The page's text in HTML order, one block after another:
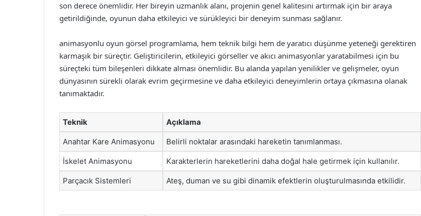
son derece önemlidir. Her bireyin uzmanlık alanı, projenin genel kalitesini artırmak için bir araya
getirildiğinde, oyunun daha etkileyici ve sürükleyici bir deneyim sunması sağlanır.
animasyonlu oyun görsel programlama, hem teknik bilgi hem de yaratıcı düşünme yeteneği gerektiren
karmaşık bir süreçtir. Geliştiricilerin, etkileyici görseller ve akıcı animasyonlar yaratabilmesi için bu
süreçteki tüm bileşenleri dikkate alması önemlidir. Bu alanda yapılan yenilikler ve gelişmeler, oyun
dünyasının sürekli olarak evrim geçirmesine ve daha etkileyici deneyimlerin ortaya çıkmasına olanak
tanımaktadır.
Teknik Açıklama
Anahtar Kare Animasyonu Belirli noktalar arasındaki hareketin tanımlanması.
İskelet Animasyonu Karakterlerin hareketlerini daha doğal hale getirmek için kullanılır.
Parçacık Sistemleri Ateş, duman ve su gibi dinamik efektlerin oluşturulmasında etkilidir.